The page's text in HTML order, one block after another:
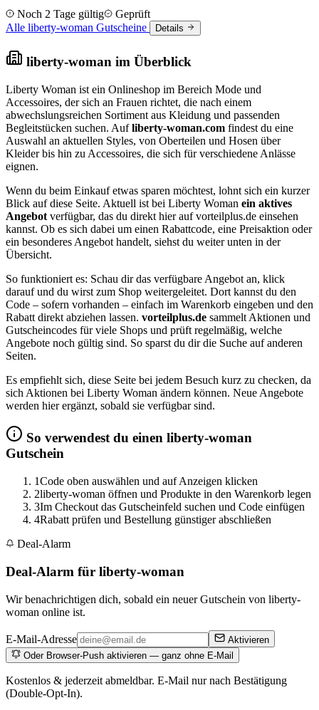
Noch 2 Tage gültig
Geprüft
Alle liberty-woman Gutscheine
Details
liberty-woman im Überblick
Liberty Woman ist ein Onlineshop im Bereich Mode und
Accessoires, der sich an Frauen richtet, die nach einem
abwechslungsreichen Sortiment aus Kleidung und passenden
Begleitstücken suchen. Aufliberty-woman.com findest du eine
Auswahl an aktuellen Styles, von Oberteilen und Hosen über
Kleider bis hin zu Accessoires, die sich für verschiedene Anlässe
eignen.
Wenn du beim Einkauf etwas sparen möchtest, lohnt sich ein kurzer
Blick auf diese Seite. Aktuell ist bei Liberty Woman ein aktives
Angebot verfügbar, das du direkt hier auf vorteilplus.de einsehen
kannst. Ob es sich dabei um einen Rabattcode, eine Preisaktion oder
ein besonderes Angebot handelt, siehst du weiter unten in der
Übersicht.
So funktioniert es: Schau dir das verfügbare Angebot an, klick
darauf und du wirst zum Shop weitergeleitet. Dort kannst du den
Code – sofern vorhanden – einfach im Warenkorb eingeben und den
Rabatt direkt abziehen lassen. vorteilplus.de sammelt Aktionen und
Gutscheincodes für viele Shops und prüft regelmäßig, welche
Angebote noch gültig sind. So sparst du dir die Suche auf anderen
Seiten.
Es empfiehlt sich, diese Seite bei jedem Besuch kurz zu checken, da
sich Aktionen bei Liberty Woman ändern können. Neue Angebote
werden hier ergänzt, sobald sie verfügbar sind.
So verwendest du einen liberty-woman
Gutschein
1Code oben auswählen und auf Anzeigen klicken
2liberty-woman öffnen und Produkte in den Warenkorb legen
3Im Checkout das Gutscheinfeld suchen und Code einfügen
4Rabatt prüfen und Bestellung günstiger abschließen
Deal-Alarm
Deal-Alarm für liberty-woman
Wir benachrichtigen dich, sobald ein neuer Gutschein von liberty-
woman online ist.
E-Mail-Adresse
Aktivieren
Oder Browser-Push aktivieren — ganz ohne E-Mail
Kostenlos & jederzeit abmeldbar. E-Mail nur nach Bestätigung
(Double-Opt-In).